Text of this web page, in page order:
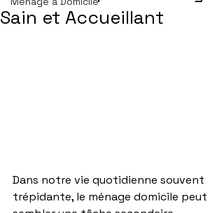
Sain et Accueillant
Dans notre vie quotidienne souvent
trépidante, le ménage domicile peut